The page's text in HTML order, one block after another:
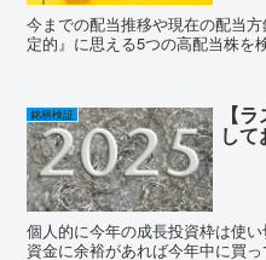
今までの配当推移や現在の配当
定的』に思える5つの高配当株を
銘柄検証 【
し
個人的に今年の成長投資枠は使
資金に余裕があれば今年中に買